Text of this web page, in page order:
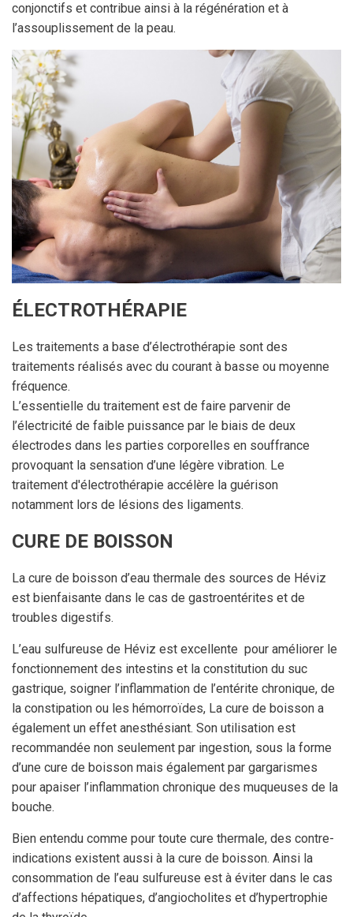
conjonctifs et contribue ainsi à la régénération et à
l’assouplissement de la peau.
ÉLECTROTHÉRAPIE
Les traitements a base d’électrothérapie sont des
traitements réalisés avec du courant à basse ou moyenne
fréquence.
L’essentielle du traitement est de faire parvenir de
l’électricité de faible puissance par le biais de deux
électrodes dans les parties corporelles en souffrance
provoquant la sensation d’une légère vibration. Le
traitement d'électrothérapie accélère la guérison
notamment lors de lésions des ligaments.
CURE DE BOISSON
La cure de boisson d’eau thermale des sources de Héviz
est bienfaisante dans le cas de gastroentérites et de
troubles digestifs.
L’eau sulfureuse de Héviz est excellente pour améliorer le
fonctionnement des intestins et la constitution du suc
gastrique, soigner l’inflammation de l’entérite chronique, de
la constipation ou les hémorroïdes, La cure de boisson a
également un effet anesthésiant. Son utilisation est
recommandée non seulement par ingestion, sous la forme
d’une cure de boisson mais également par gargarismes
pour apaiser l’inflammation chronique des muqueuses de la
bouche.
Bien entendu comme pour toute cure thermale, des contre-
indications existent aussi à la cure de boisson. Ainsi la
consommation de l’eau sulfureuse est à éviter dans le cas
d’affections hépatiques, d’angiocholites et d’hypertrophie